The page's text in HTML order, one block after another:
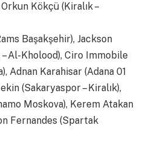
Kökçü (Kiralık –
Başakşehir), Jackson
Al-Kholood), Ciro Immobile
Adnan Karahisar (Adana 01
(Sakaryaspor – Kiralık),
Moskova), Kerem Atakan
Fernandes (Spartak